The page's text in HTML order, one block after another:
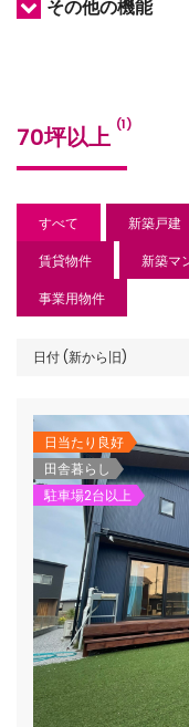
その他の機能
70坪以上 (1)
すべて 新築戸建
賃貸物件
新築マ
事業用物件
日付 (新から旧)
日当たり良好
田舎暮らし
駐車場2台以上
top-
top-